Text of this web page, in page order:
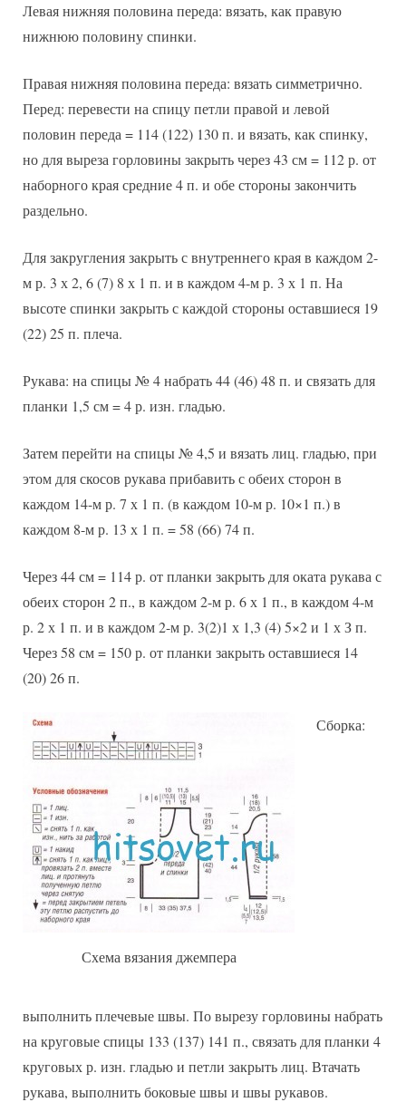
Левая нижняя половина переда: вязать, как правую
нижнюю половину спинки.
Правая нижняя половина переда: вязать симметрично.
Перед: перевести на спицу петли правой и левой
половин переда = 114 (122) 130 п. и вязать, как спинку,
но для выреза горловины закрыть через 43 см = 112 р. от
наборного края средние 4 п. и обе стороны закончить
раздельно.
Для закругления закрыть с внутреннего края в каждом 2-
м р. 3 х 2, 6 (7) 8 х 1 п. и в каждом 4-м р. 3 х 1 п. На
высоте спинки закрыть с каждой стороны оставшиеся 19
(22) 25 п. плеча.
Рукава: на спицы № 4 набрать 44 (46) 48 п. и связать для
планки 1,5 см = 4 р. изн. гладью.
Затем перейти на спицы № 4,5 и вязать лиц. гладью, при
этом для скосов рукава прибавить с обеих сторон в
каждом 14-м р. 7 х 1 п. (в каждом 10-м р. 10×1 п.) в
каждом 8-м р. 13 х 1 п. = 58 (66) 74 п.
Через 44 см = 114 р. от планки закрыть для оката рукава с
обеих сторон 2 п., в каждом 2-м р. 6 х 1 п., в каждом 4-м
р. 2 х 1 п. и в каждом 2-м р. 3(2)1 х 1,3 (4) 5×2 и 1 х З п.
Через 58 см = 150 р. от планки закрыть оставшиеся 14
(20) 26 п.
Схема вязания джемпера
Сборка:
выполнить плечевые швы. По вырезу горловины набрать
на круговые спицы 133 (137) 141 п., связать для планки 4
круговых р. изн. гладью и петли закрыть лиц. Втачать
рукава, выполнить боковые швы и швы рукавов.